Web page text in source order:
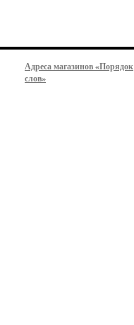
Адреса магазинов «Порядок
слов»